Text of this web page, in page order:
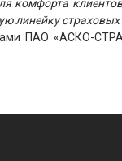
комфорта
линейку страховых
ПАО «АСКО-